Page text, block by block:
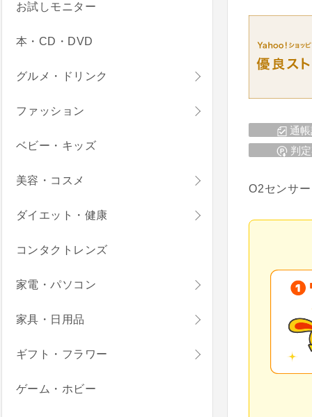
通
判
O2センサ
お試しモニター
本・CD・DVD
グルメ・ドリンク
ファッション
ベビー・キッズ
美容・コスメ
ダイエット・健康
コンタクトレンズ
家電・パソコン
家具・日用品
ギフト・フラワー
ゲーム・ホビー